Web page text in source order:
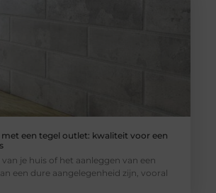
een tegel outlet: kwaliteit voor een
je huis of het aanleggen van een
een dure aangelegenheid zijn, vooral